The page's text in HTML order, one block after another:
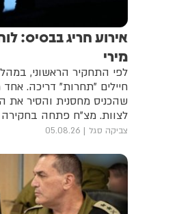
אירוע חריג בבסיס:
מירי
לפי התחקיר הראשוני,
חיילים "תחרות" דריכה.
שהכניס מחסנית והסיר את
לצוות. מצ"ח פתחה בחקירה
צביקה סגל 05.08.26